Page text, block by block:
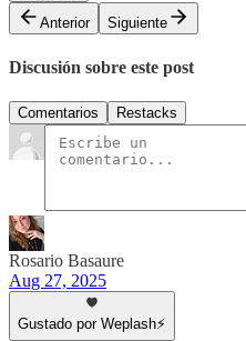
Anterior
Siguiente
Discusión sobre este post
Comentarios Restacks
Rosario Basaure
Aug 27, 2025
Gustado por Weplash⚡️